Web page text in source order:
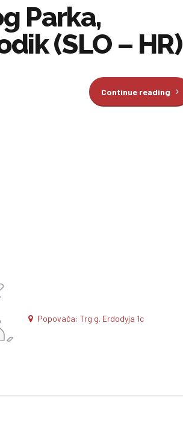
Parka,
(SLO – HR)
Continue reading
Popovača: Trg g. Erdodyja 1c